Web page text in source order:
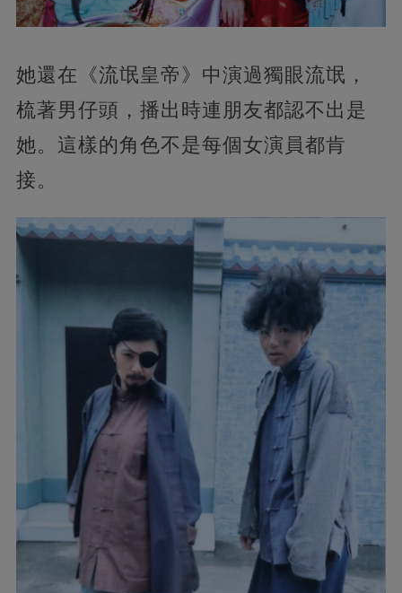
她還在《流氓皇帝》中演過獨眼流氓，
梳著男仔頭，播出時連朋友都認不出是
她。這樣的角色不是每個女演員都肯
接。